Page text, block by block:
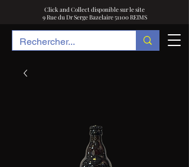
Click and Collect disponible sur le site
9 Rue du Dr Serge Bazelaire 51100 REIMS